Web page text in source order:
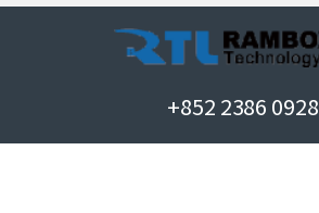
+852 2386 0928